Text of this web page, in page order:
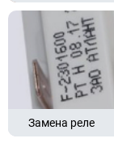
Замена реле